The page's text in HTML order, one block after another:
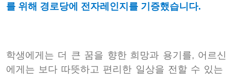
를 위해 경로당에 전자레인지를 기증했습니다.
학생에게는 더 큰 꿈을 향한 희망과 용기를, 어르
에게는 보다 따뜻하고 편리한 일상을 전할 수 있는